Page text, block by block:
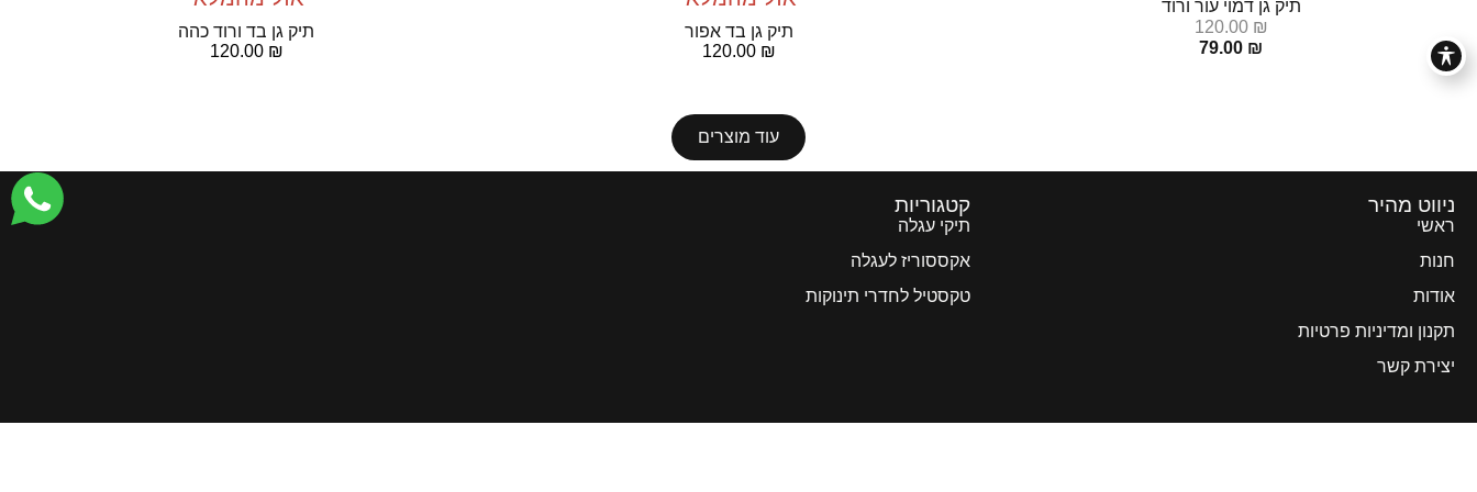
תיק גן דמוי עור ורוד
120.00 ₪
79.00 ₪
תיק גן בד אפור
120.00 ₪
תיק גן בד ורוד כהה
120.00 ₪
עוד מוצרים
ניווט מהיר
ראשי
חנות
אודות
תקנון ומדיניות פרטיות
יצירת קשר
קטגוריות
תיקי עגלה
אקססוריז לעגלה
טקסטיל לחדרי תינוקות